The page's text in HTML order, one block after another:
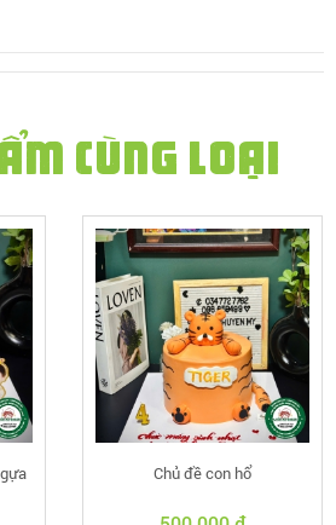
CÙNG LOẠI
Chủ đề con hổ